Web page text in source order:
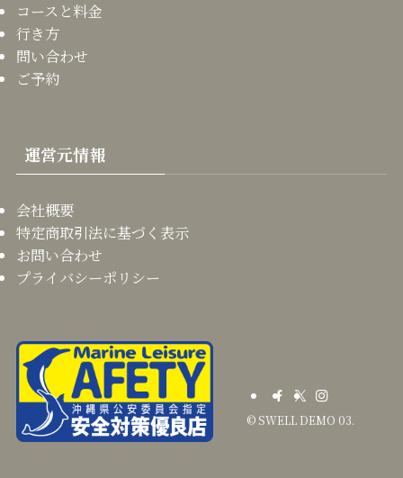
コースと料金
行き方
問い合わせ
ご予約
運営元情報
会社概要
特定商取引法に基づく表示
お問い合わせ
プライバシーポリシー
©SWELL DEMO 03.